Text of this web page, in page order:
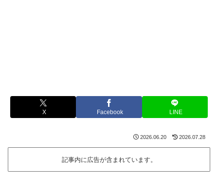
X Facebook LINE
2026.06.20 2026.07.28
記事内に広告が含まれています。